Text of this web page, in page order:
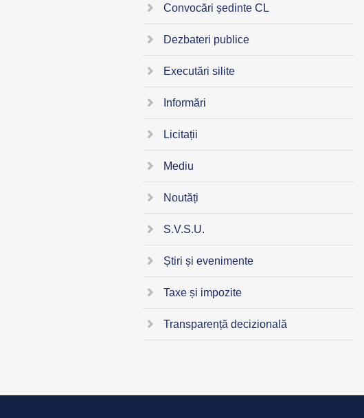
Convocări ședinte CL
Dezbateri publice
Executări silite
Informări
Licitații
Mediu
Noutăți
S.V.S.U.
Știri și evenimente
Taxe și impozite
Transparență decizională